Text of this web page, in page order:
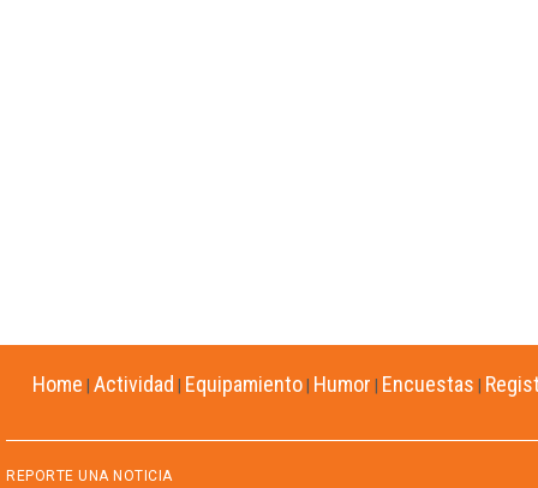
Home Actividad Equipamiento Humor Encuestas
REPORTE UNA NOTICIA